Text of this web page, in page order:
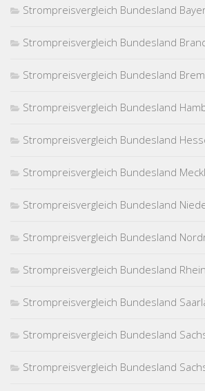
Strompreisvergleich Bundesland
Strompreisvergleich Bundesland
Strompreisvergleich Bundesland
Strompreisvergleich Bundesland
Strompreisvergleich Bundesland
Strompreisvergleich Bundesland
Strompreisvergleich Bundesland
Strompreisvergleich Bundesland
Strompreisvergleich Bundesland
Strompreisvergleich Bundesland
Strompreisvergleich Bundesland
Strompreisvergleich Bundesland